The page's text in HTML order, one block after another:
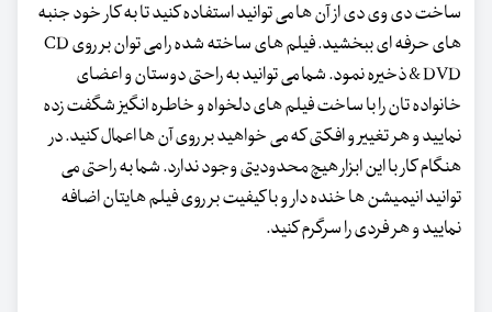
ساخت دی وی دی از آن ها می توانید استفاده کنید تا به کار خود جنبه
های حرفه ای ببخشید. فیلم های ساخته شده را می توان بر روی CD
& DVD ذخیره نمود. شما می توانید به راحتی دوستان و اعضای
خانواده تان را با ساخت فیلم های دلخواه و خاطره انگیز شگفت زده
نمایید و هر تغییر و افکتی که می خواهید بر روی آن ها اعمال کنید. در
هنگام کار با این ابزار هیچ محدودیتی وجود ندارد. شما به راحتی می
توانید انیمیشن ها خنده دار و با کیفیت بر روی فیلم هایتان اضافه
نمایید و هر فردی را سرگرم کنید.